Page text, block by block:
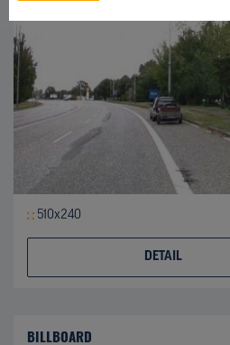
510x240
DETAIL
BILLBOARD